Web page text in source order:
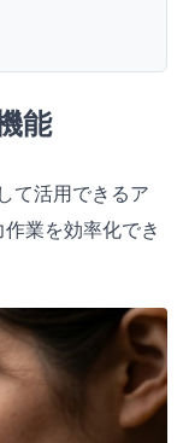
能
て活用できるア
業を効率化でき